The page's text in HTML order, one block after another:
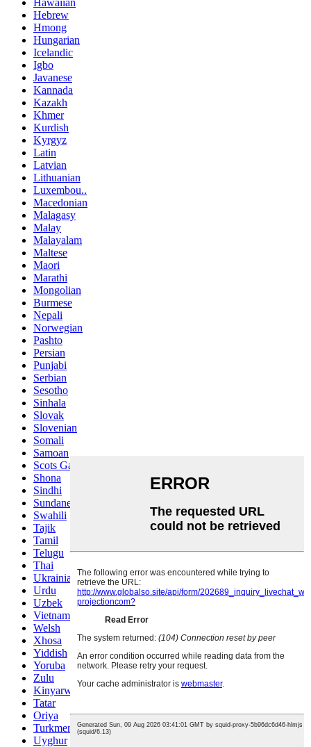
Hawaiian
Hebrew
Hmong
Hungarian
Icelandic
Igbo
Javanese
Kannada
Kazakh
Khmer
Kurdish
Kyrgyz
Latin
Latvian
Lithuanian
Luxembou..
Macedonian
Malagasy
Malay
Malayalam
Maltese
Maori
Marathi
Mongolian
Burmese
Nepali
Norwegian
Pashto
Persian
Punjabi
Serbian
Sesotho
Sinhala
Slovak
Slovenian
Somali
Samoan
Scots Gaelic
Shona
Sindhi
Sundanese
Swahili
Tajik
Tamil
Telugu
Thai
Ukrainian
Urdu
Uzbek
Vietnamese
Welsh
Xhosa
Yiddish
Yoruba
Zulu
Kinyarwanda
Tatar
Oriya
Turkmen
Uyghur